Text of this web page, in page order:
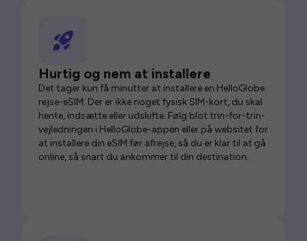
Hurtig og nem at installere
Det tager kun få minutter at installere en HelloGlobe
rejse-eSIM. Der er ikke noget fysisk SIM-kort, du skal
hente, indsætte eller udskifte. Følg blot trin-for-trin-
vejledningen i HelloGlobe-appen eller på websitet for
at installere din eSIM før afrejse, så du er klar til at gå
online, så snart du ankommer til din destination.